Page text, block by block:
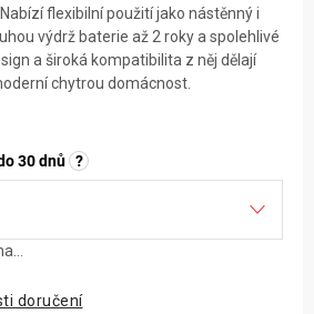
flexibilní použití jako nástěnný i
výdrž baterie až 2 roky a spolehlivé
a široká kompatibilita z něj dělají
chytrou domácnost.
30 dnů ?
doručení